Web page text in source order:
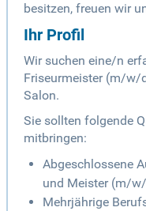
besitzen, freuen wir
Ihr Profil
Wir suchen eine/n
Friseurmeister (m/w/
Salon.
Sie sollten folgende
mitbringen:
Abgeschlossene
und Meister (m/
Mehrjährige